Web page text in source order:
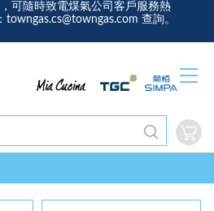
可隨時致電煤氣公司客戶服務熱
查詢。